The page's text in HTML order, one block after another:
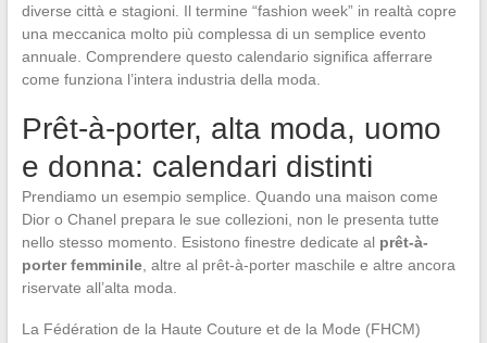
diverse città e stagioni. Il termine “fashion week” in realtà copre
una meccanica molto più complessa di un semplice evento
annuale. Comprendere questo calendario significa afferrare
come funziona l’intera industria della moda.
Prêt-à-porter, alta moda, uomo
e donna: calendari distinti
Prendiamo un esempio semplice. Quando una maison come
Dior o Chanel prepara le sue collezioni, non le presenta tutte
nello stesso momento. Esistono finestre dedicate al prêt-à-
porter femminile, altre al prêt-à-porter maschile e altre ancora
riservate all’alta moda.
La Fédération de la Haute Couture et de la Mode (FHCM)